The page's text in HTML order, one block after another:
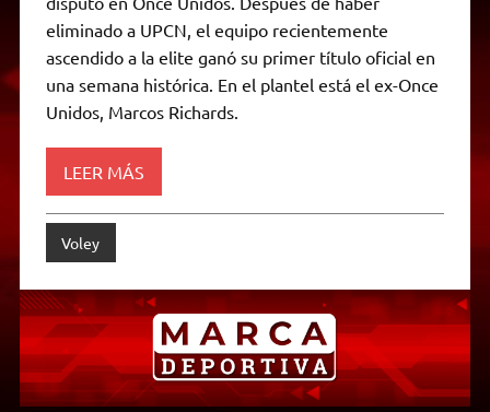
p
p
a
m
r
o
k
g
e
n
k
r
i
e
n
d
l
eliminado a UPCN, el equipo recientemente
ascendido a la elite ganó su primer título oficial en
una semana histórica. En el plantel está el ex-Once
Unidos, Marcos Richards.
LEER MÁS
Voley